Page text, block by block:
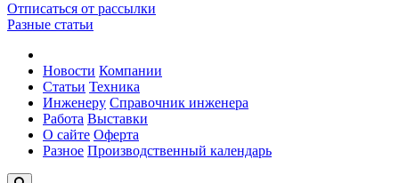
Отписаться от рассылки
Разные статьи
Новости Компании
Статьи Техника
Инженеру Справочник инженера
Работа Выставки
О сайте Оферта
Разное Производственный календарь